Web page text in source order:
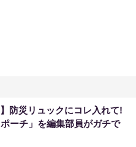
防災リュックにコレ入れて!
ポーチ」を編集部員がガチで